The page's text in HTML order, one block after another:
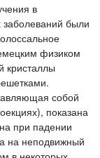
в
заболеваний были
физиком
кристаллы
собой
показана
при падении
на неподвижный